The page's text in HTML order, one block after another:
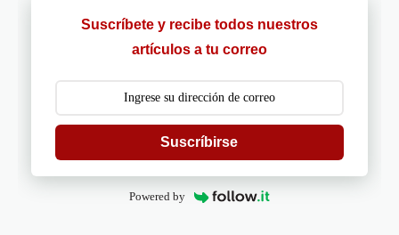
Suscríbete y recibe todos nuestros
artículos a tu correo
Suscríbirse
Powered by